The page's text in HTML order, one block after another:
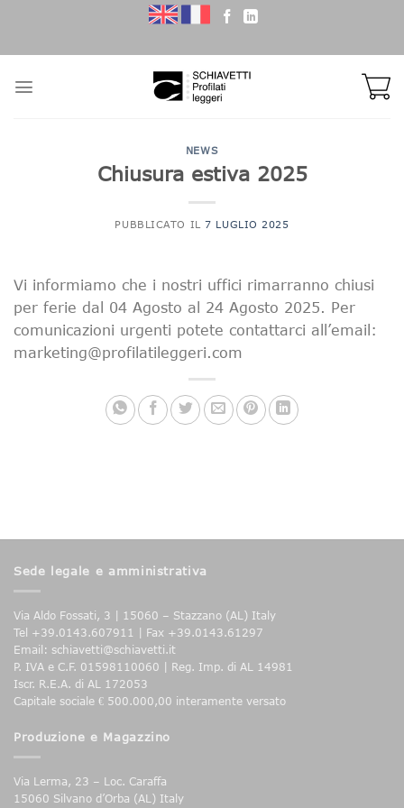
content
NEWS
Chiusura estiva 2025
PUBBLICATO IL7 LUGLIO 2025
Vi informiamo che i nostri uffici rimarranno chiusi
per ferie dal 04 Agosto al 24 Agosto 2025. Per
comunicazioni urgenti potete contattarci all’email:
marketing@profilatileggeri.com
Sede legale e amministrativa
Via Aldo Fossati, 3 | 15060 – Stazzano (AL) Italy
Tel +39.0143.607911 | Fax +39.0143.61297
Email: schiavetti@schiavetti.it
P. IVA e C.F. 01598110060 | Reg. Imp. di AL 14981
Iscr. R.E.A. di AL 172053
Capitale sociale € 500.000,00 interamente versato
Produzione e Magazzino
Via Lerma, 23 – Loc. Caraffa
15060 Silvano d’Orba (AL) Italy